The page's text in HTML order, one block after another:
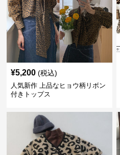
¥5,200 (税込)
人気新作 上品なヒョウ柄リボン
付きトップス